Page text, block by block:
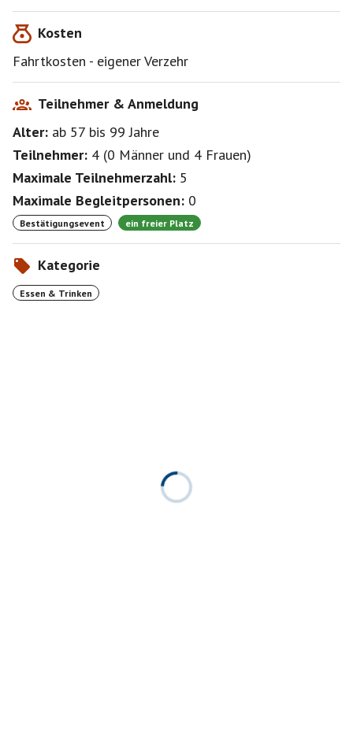
Kosten
Fahrtkosten - eigener Verzehr
Teilnehmer & Anmeldung
Alter: ab 57 bis 99Jahre
Teilnehmer: 4 (0 Männer und 4 Frauen)
Maximale Teilnehmerzahl: 5
Maximale Begleitpersonen: 0
Bestätigungsevent ein freier Platz
Kategorie
Essen & Trinken